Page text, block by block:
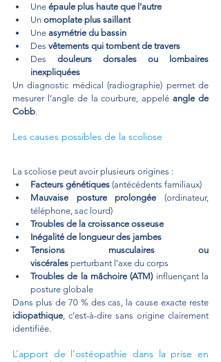
Une épaule plus haute que l’autre
Un omoplate plus saillant
Une asymétrie du bassin
Des vêtements qui tombent de travers
Des douleurs dorsales ou lombaires
inexpliquées
Un diagnostic médical (radiographie) permet de
mesurer l’angle de la courbure, appelé angle de
Cobb.
Les causes possibles de la scoliose
La scoliose peut avoir plusieurs origines :
Facteurs génétiques (antécédents familiaux)
Mauvaise posture prolongée (ordinateur,
téléphone, sac lourd)
Troubles de la croissance osseuse
Inégalité de longueur des jambes
Tensions musculaires ou
viscérales perturbant l’axe du corps
Troubles de la mâchoire (ATM) influençant la
posture globale
idiopathique , c’est-à-dire sans origine clairement
identifiée.
L’apport de l’ostéopathie dans la prise en